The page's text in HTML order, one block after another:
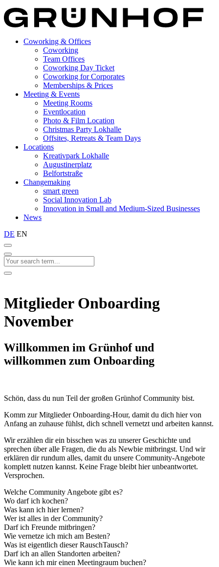
Coworking & Offices
Coworking
Team Offices
Coworking Day Ticket
Coworking for Corporates
Memberships & Prices
Meeting & Events
Meeting Rooms
Eventlocation
Photo & Film Location
Christmas Party Lokhalle
Offsites, Retreats & Team Days
Locations
Kreativpark Lokhalle
Augustinerplatz
Belfortstraße
Changemaking
smart green
Social Innovation Lab
Innovation in Small and Medium-Sized Businesses
News
DE EN
Mitglieder Onboarding
November
Willkommen im Grünhof und
willkommen zum Onboarding
Schön, dass du nun Teil der großen Grünhof Community bist.
Komm zur Mitglieder Onboarding-Hour, damit du dich hier von
Anfang an zuhause fühlst, dich schnell vernetzt und arbeiten kannst.
Wir erzählen dir ein bisschen was zu unserer Geschichte und
sprechen über alle Fragen, die du als Newbie mitbringst. Und wir
erklären dir rundum alles, damit du unsere Community-Angebote
komplett nutzen kannst. Keine Frage bleibt hier unbeantwortet.
Versprochen.
Welche Community Angebote gibt es?
Wo darf ich kochen?
Was kann ich hier lernen?
Wer ist alles in der Community?
Darf ich Freunde mitbringen?
Wie vernetze ich mich am Besten?
Was ist eigentlich dieser RauschTausch?
Darf ich an allen Standorten arbeiten?
Wie kann ich mir einen Meetingraum buchen?